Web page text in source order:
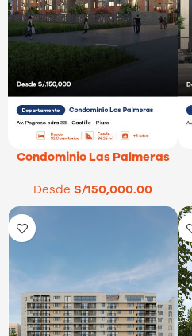
Condominio Las Palmeras
Desde S/150,000.00